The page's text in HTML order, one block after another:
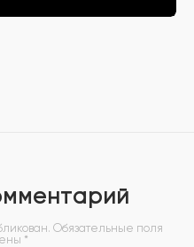
Обязательные поля
*